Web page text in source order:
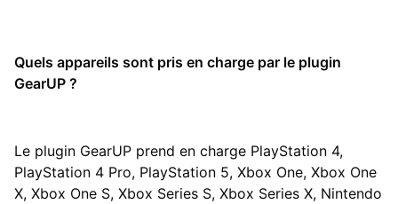
Quels appareils sont pris en charge par le plugin
GearUP ?
Le plugin GearUP prend en charge PlayStation 4,
PlayStation 4 Pro, PlayStation 5, Xbox One, Xbox One
X, Xbox One S, Xbox Series S, Xbox Series X, Nintendo